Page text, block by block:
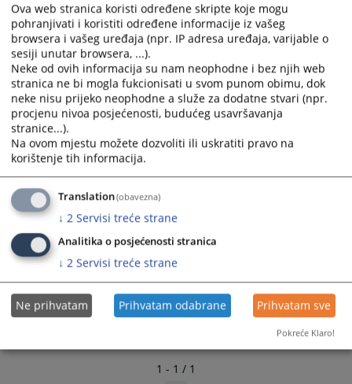
1 - 1 / 1
Ova web stranica koristi određene skripte koje mogu
pohranjivati i koristiti određene informacije iz vašeg
browsera i vašeg uređaja (npr. IP adresa uređaja, varijable o
sesiji unutar browsera, ...).
Neke od ovih informacija su nam neophodne i bez njih web
stranica ne bi mogla fukcionisati u svom punom obimu, dok
neke nisu prijeko neophodne a služe za dodatne stvari (npr.
procjenu nivoa posjećenosti, budućeg usavršavanja
stranice...).
Na ovom mjestu možete dozvoliti ili uskratiti pravo na
korištenje tih informacija.
Translation(obavezna)
↓ 2 Servisi treće strane
Analitika o posjećenosti stranica
↓ 2 Servisi treće strane
Ne prihvatam Prihvatam odabrane Prihvatam sve
Pokreće Klaro!